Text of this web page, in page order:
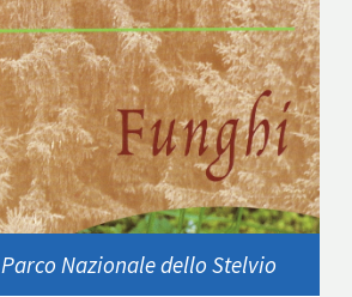
Nazionale dello Stelvio